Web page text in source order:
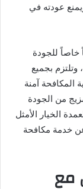
عودته في
خاصاً للجودة
بجميع
المكافحة آمنة
من الجودة
الخيار الأمثل
عن خدمة مكافحة
مع